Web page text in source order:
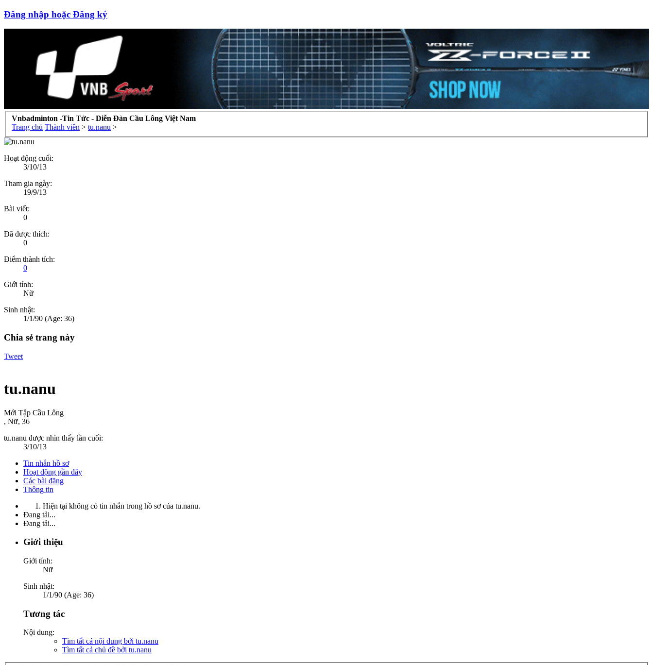
Đăng nhập hoặc Đăng ký
Vnbadminton -Tin Tức - Diễn Đàn Cầu Lông Việt Nam
Trang chủ Thành viên > tu.nanu >
Hoạt động cuối:
3/10/13
Tham gia ngày:
19/9/13
Bài viết:
0
Đã được thích:
0
Điểm thành tích:
0
Giới tính:
Nữ
Sinh nhật:
1/1/90 (Age: 36)
Chia sẻ trang này
Tweet
tu.nanu
Mới Tập Cầu Lông
, Nữ, 36
tu.nanu được nhìn thấy lần cuối:
3/10/13
Tin nhắn hồ sơ
Hoạt động gần đây
Các bài đăng
Thông tin
Hiện tại không có tin nhắn trong hồ sơ của tu.nanu.
Đang tải...
Đang tải...
Giới thiệu
Giới tính:
Nữ
Sinh nhật:
1/1/90 (Age: 36)
Tương tác
Nội dung:
Tìm tất cả nội dung bởi tu.nanu
Tìm tất cả chủ đề bởi tu.nanu